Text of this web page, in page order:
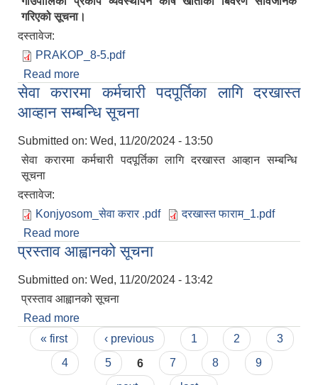
गरिएको सूचना।
दस्तावेज:
PRAKOP_8-5.pdf
Read more
सार्वजनिक गरिएको सूचना
सेवा करारमा कर्मचारी पदपूर्तिका लागि दरखास्त
आव्हान सम्बन्धि सूचना
Submitted on: Wed, 11/20/2024 - 13:50
सेवा करारमा कर्मचारी पदपूर्तिका लागि दरखास्त आव्हान सम्बन्धि
सूचना
दस्तावेज:
Konjyosom_सेवा करार .pdf
दरखास्त फाराम_1.pdf
Read more
आव्हान सम्बन्धि सूचना
प्रस्ताव आह्वानको सूचना
Submitted on: Wed, 11/20/2024 - 13:42
प्रस्ताव आह्वानको सूचना
Read more
Pages
« first ‹ previous 1 2
3
4
5 6 7 8
9